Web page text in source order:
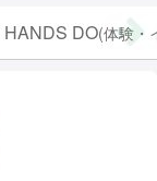
HANDS DO(体験・